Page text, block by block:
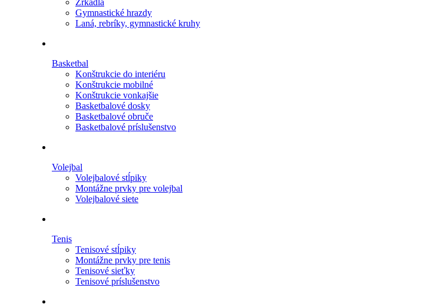
Gymnastické hrazdy
Laná, rebríky, gymnastické kruhy
Basketbal
Konštrukcie do interiéru
Konštrukcie mobilné
Konštrukcie vonkajšie
Basketbalové dosky
Basketbalové obruče
Basketbalové príslušenstvo
Volejbal
Volejbalové stĺpiky
Montážne prvky pre volejbal
Volejbalové siete
Tenis
Tenisové stĺpiky
Montážne prvky pre tenis
Tenisové sieťky
Tenisové príslušenstvo